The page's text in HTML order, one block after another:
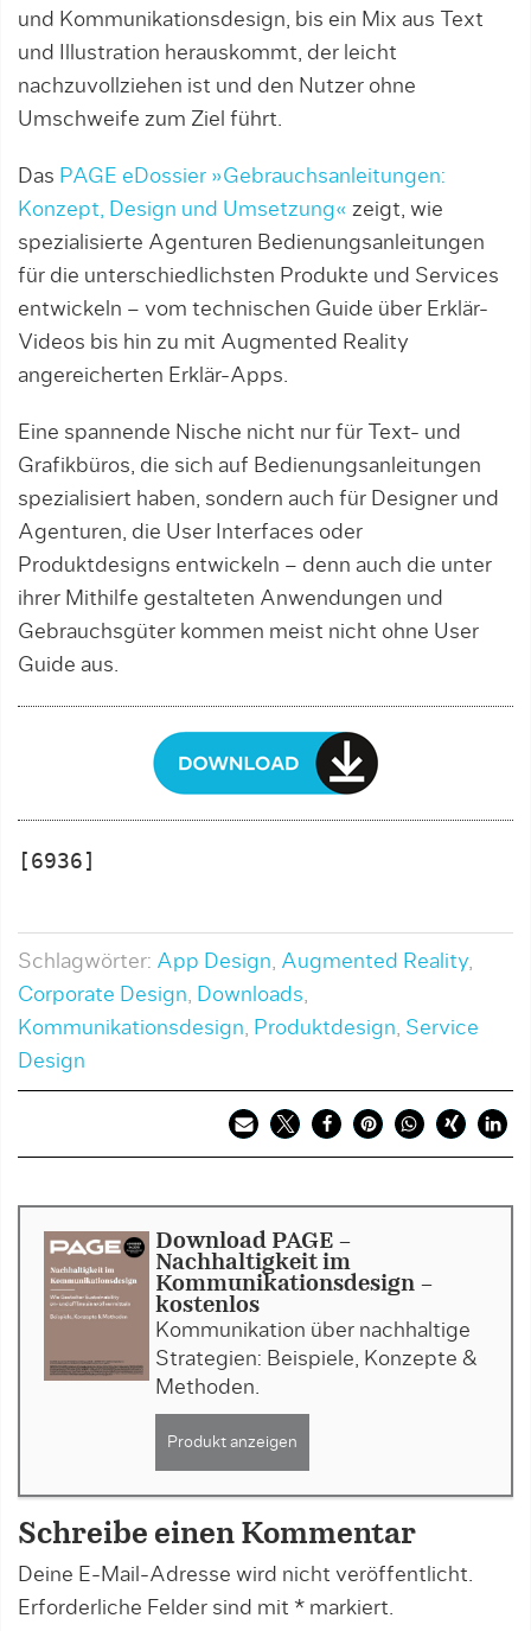
und Kommunikationsdesign, bis ein Mix aus Text
und Illustration herauskommt, der leicht
nachzuvollziehen ist und den Nutzer ohne
Umschweife zum Ziel führt.
Das PAGE eDossier »Gebrauchsanleitungen:
Konzept, Design und Umsetzung« zeigt, wie
spezialisierte Agenturen Bedienungsanleitungen
für die unterschiedlichsten Produkte und Services
entwickeln – vom technischen Guide über Erklär-
Videos bis hin zu mit Augmented Reality
angereicherten Erklär-Apps.
Eine spannende Nische nicht nur für Text- und
Grafikbüros, die sich auf Bedienungsanleitungen
spezialisiert haben, sondern auch für Designer und
Agenturen, die User Interfaces oder
Produktdesigns entwickeln – denn auch die unter
ihrer Mithilfe gestalteten Anwendungen und
Gebrauchsgüter kommen meist nicht ohne User
Guide aus.
[6936]
Schlagwörter: App Design, Augmented Reality,
Corporate Design, Downloads,
Kommunikationsdesign, Produktdesign, Service
Design
Download PAGE -
Nachhaltigkeit im
Kommunikationsdesign -
kostenlos
Kommunikation über nachhaltige
Strategien: Beispiele, Konzepte &
Methoden.
Produkt anzeigen
Schreibe einen Kommentar
Deine E-Mail-Adresse wird nicht veröffentlicht.
Erforderliche Felder sind mit * markiert.